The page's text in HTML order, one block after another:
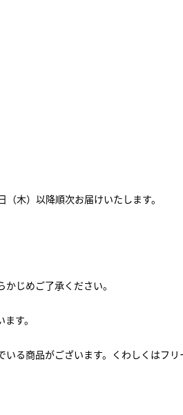
木）以降順次お届けいたします。
じめご了承ください。
す。
る商品がございます。くわしくはフ